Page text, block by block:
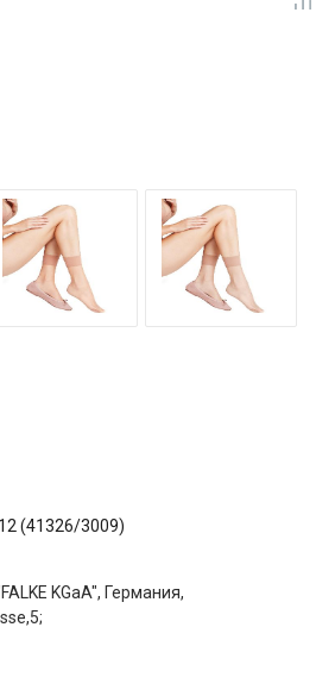
(41326/3009)
KGaA", Германия,